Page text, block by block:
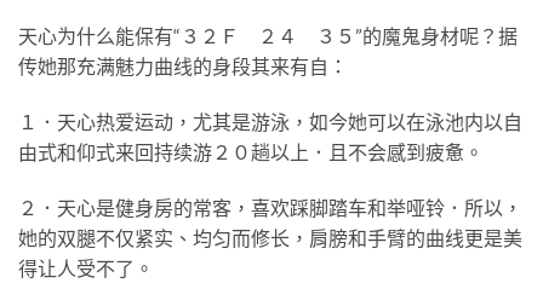
天心为什么能保有“３２Ｆ ２４ ３５”的魔鬼身材呢？据
传她那充满魅力曲线的身段其来有自：
１．天心热爱运动，尤其是游泳，如今她可以在泳池内以自
由式和仰式来回持续游２０趟以上．且不会感到疲惫。
２．天心是健身房的常客，喜欢踩脚踏车和举哑铃．所以，
她的双腿不仅紧实、均匀而修长，肩膀和手臂的曲线更是美
得让人受不了。